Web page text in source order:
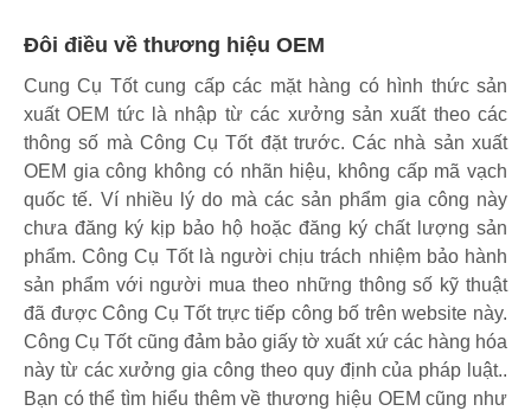
Đôi điều về thương hiệu OEM
Cung Cụ Tốt cung cấp các mặt hàng có hình thức sản
xuất OEM tức là nhập từ các xưởng sản xuất theo các
thông số mà Công Cụ Tốt đặt trước. Các nhà sản xuất
OEM gia công không có nhãn hiệu, không cấp mã vạch
quốc tế. Ví nhiều lý do mà các sản phẩm gia công này
chưa đăng ký kịp bảo hộ hoặc đăng ký chất lượng sản
phẩm. Công Cụ Tốt là người chịu trách nhiệm bảo hành
sản phẩm với người mua theo những thông số kỹ thuật
đã được Công Cụ Tốt trực tiếp công bố trên website này.
Công Cụ Tốt cũng đảm bảo giấy tờ xuất xứ các hàng hóa
này từ các xưởng gia công theo quy định của pháp luật..
Bạn có thể tìm hiểu thêm về thương hiệu OEM cũng như